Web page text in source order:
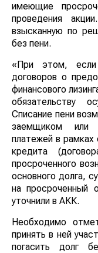
имеющие
проведения
взысканную по
без пени.
«При этом, если
договоров о
финансового
обязательству
Списание пени
заемщиком или
платежей в рамках
кредита
просроченного
основного долга,
на просроченный
уточнили в АКК.
Необходимо
принять в ней
погасить долг